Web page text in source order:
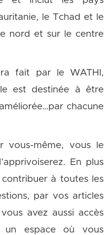
le Tchad et le
nord et sur le centre
fait par le WATHI,
est destinée à être
chacune
vous-même, vous le
En plus
à toutes les
par vos articles
avez aussi accès
un espace où vous